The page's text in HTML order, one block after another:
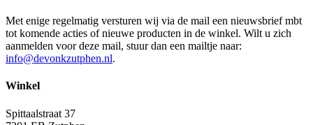
Met enige regelmatig versturen wij via de mail een nieuwsbrief mbt
tot komende acties of nieuwe producten in de winkel. Wilt u zich
aanmelden voor deze mail, stuur dan een mailtje naar:
info@devonkzutphen.nl.
Winkel
Spittaalstraat 37